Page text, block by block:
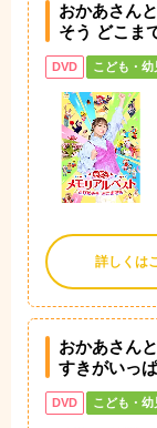
おかあさん
そう どこま
DVD こども・幼
詳しくは
おかあさん
すきがいっ
DVD こども・幼